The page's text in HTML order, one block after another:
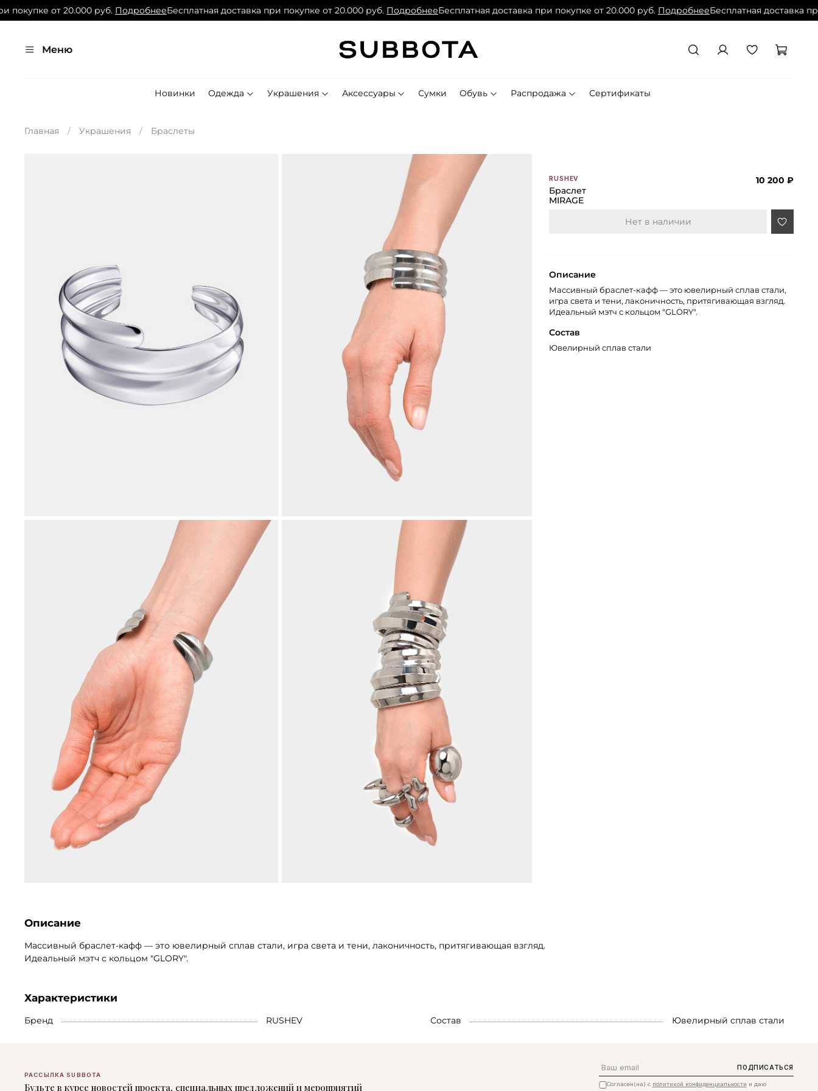
от 20.000 руб.ПодробнееБесплатная доставка при покупке от 20.000 руб.ПодробнееБесплатная доставка при покупке от 20.000 руб.ПодробнееБесплатная доставка
Меню
Новинки Одежда Украшения Аксессуары Сумки Обувь Распродажа Сертификаты
Главная Украшения Браслеты
RUSHEV
Браслет
MIRAGE
10 200 ₽
Нет в наличии
Описание
Массивный браслет-кафф — это ювелирный сплав стали,
игра света и тени, лаконичность, притягивающая взгляд.
Идеальный мэтч с кольцом "GLORY".
Состав
Ювелирный сплав стали
Описание
Массивный браслет-кафф — это ювелирный сплав стали, игра света и тени, лаконичность, притягивающая взгляд.
Идеальный мэтч с кольцом "GLORY".
Характеристики
Бренд RUSHEV Состав Ювелирный сплав стали
РАССЫЛКА SUBBOTA
Будьте в курсе новостей проекта, специальных предложений и мероприятий
Email ПОДПИСАТЬСЯ
Согласен(на) с политикой конфиденциальности и даю